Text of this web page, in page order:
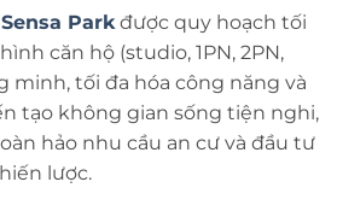
Parkđược quy hoạch tối
căn hộ (studio, 1PN, 2PN,
minh, tối đa hóa công năng và
tạo không gian sống tiện nghi,
hảo nhu cầu an cư và đầu tư
lược.